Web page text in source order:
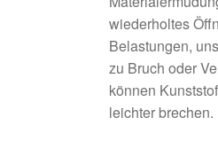
wiederholtes
Belastungen,
zu Bruch oder
können
leichter brechen.